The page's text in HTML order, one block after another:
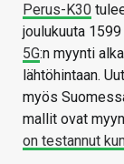
Perus-K30
joulukuuta
5G:n myynti
lähtöhintaan.
myös
mallit ovat
on testannut